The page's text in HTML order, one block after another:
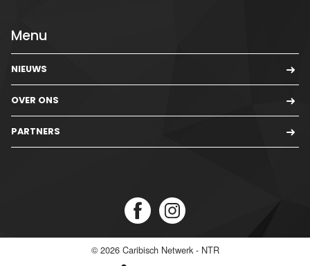
Menu
NIEUWS
OVER ONS
PARTNERS
© 2026 Caribisch Netwerk - NTR